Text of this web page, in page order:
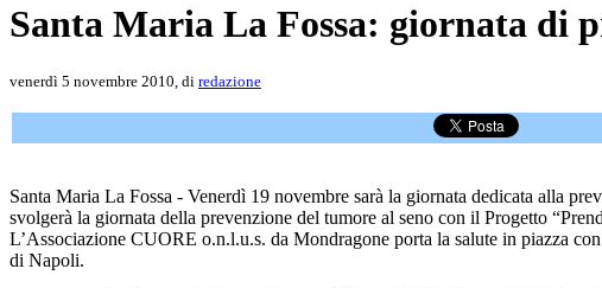
Santa Maria La Fossa: giornata di
venerdì 5 novembre 2010, di redazione
Santa Maria La Fossa - Venerdì 19 novembre sarà la giornata dedicata alla
svolgerà la giornata della prevenzione del tumore al seno con il Progetto
L’Associazione CUORE o.n.l.u.s. da Mondragone porta la salute in piazza
di Napoli.